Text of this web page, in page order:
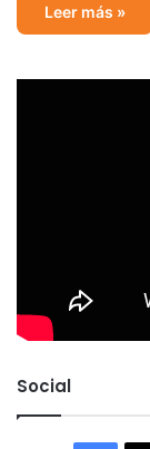
Leer más »
Social